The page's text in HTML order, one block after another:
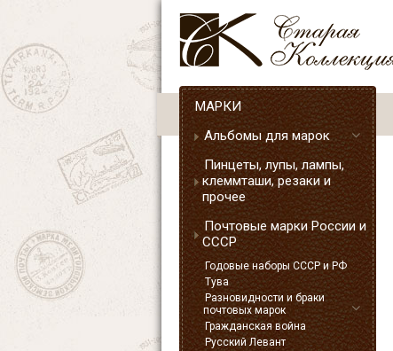
МАРКИ
Альбомы для марок
Пинцеты, лупы, лампы,
клеммташи, резаки и
прочее
Почтовые марки России и
СССР
Годовые наборы СССР и РФ
Тува
Разновидности и браки
почтовых марок
Гражданская война
Русский Левант